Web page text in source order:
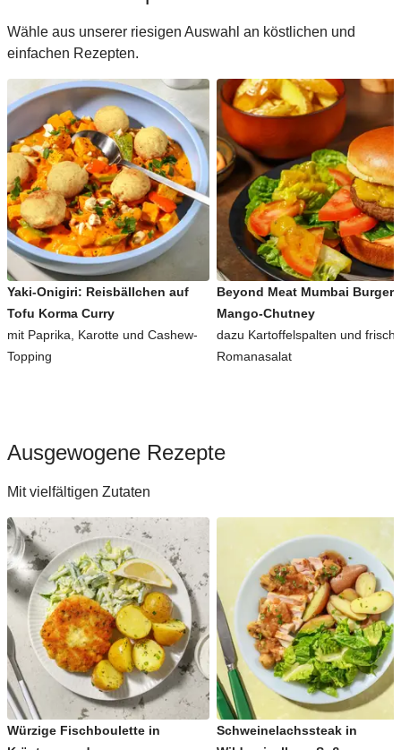
Wähle aus unserer riesigen Auswahl an köstlichen und
einfachen Rezepten.
Yaki-Onigiri: Reisbällchen auf
Tofu Korma Curry
mit Paprika, Karotte und Cashew-
Topping
Beyond Meat Mumbai Burger
Mango-Chutney
dazu Kartoffelspalten und
Romanasalat
Ausgewogene Rezepte
Mit vielfältigen Zutaten
Würzige Fischboulette in
Schweinelachssteak in